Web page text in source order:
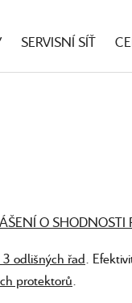
SERVISNÍ SÍŤ
O SHODNOSTI
odlišných řad.
protektorů.